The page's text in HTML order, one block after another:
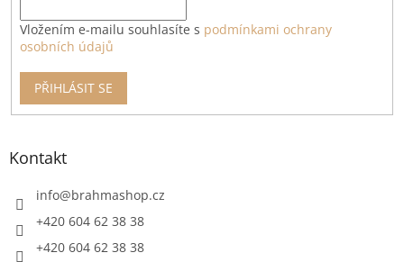
Vložením e-mailu souhlasíte s podmínkami ochrany
osobních údajů
PŘIHLÁSIT SE
Kontakt
info@brahmashop.cz
+420 604 62 38 38
+420 604 62 38 38